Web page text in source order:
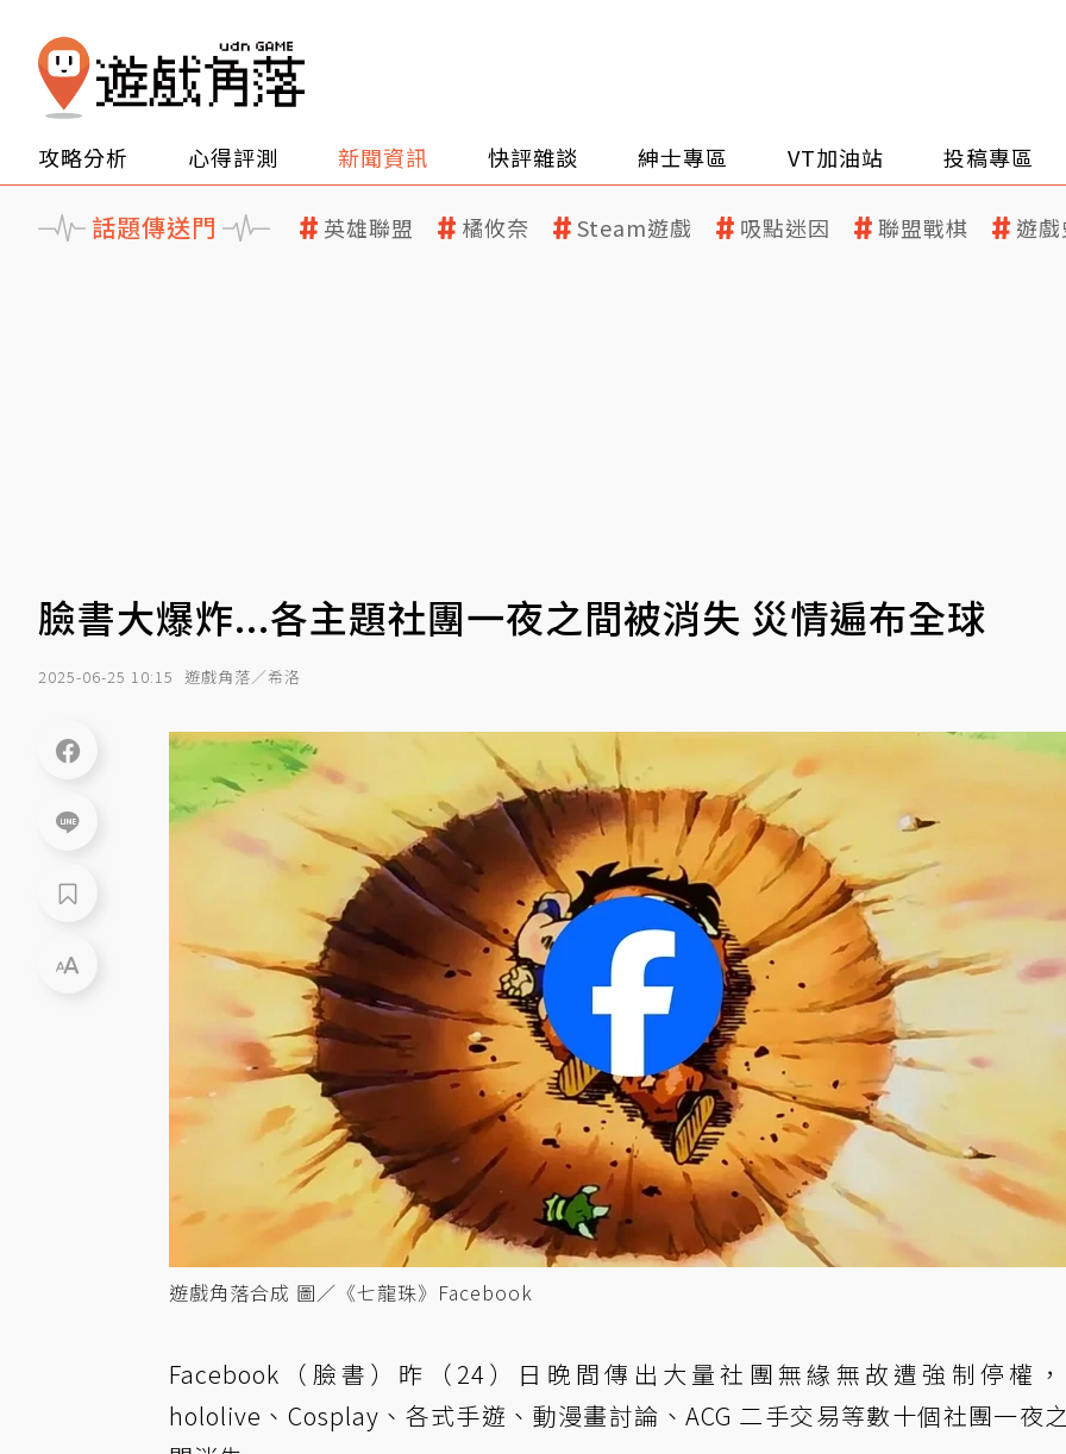
攻略分析 心得評測 新聞資訊 快評雜談 紳士專區 VT加油站 投稿專區
話題傳送門 英雄聯盟 橘攸奈 Steam遊戲 吸點迷因 聯盟戰棋 遊
臉書大爆炸...各主題社團一夜之間被消失 災情遍布全球
2025-06-25 10:15 遊戲角落／希洛
遊戲角落合成 圖／《七龍珠》Facebook
Facebook（臉書）昨（24）日晚間傳出大量社團無緣無故遭強制停權
hololive、Cosplay、各式手遊、動漫畫討論、ACG 二手交易等數十個社團一夜